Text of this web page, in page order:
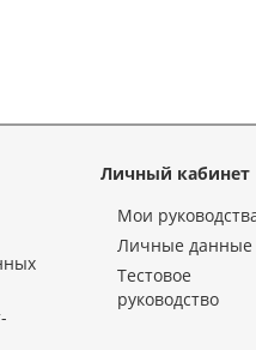
Личный кабинет
Мои
Личные данные
Тестовое
руководство